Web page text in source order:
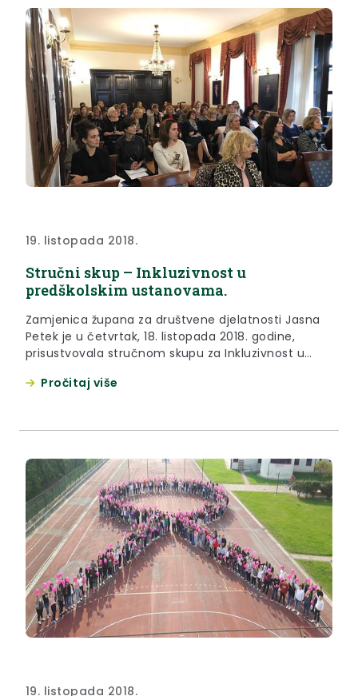
19. listopada 2018.
Stručni skup – Inkluzivnost u
predškolskim ustanovama.
Zamjenica župana za društvene djelatnosti Jasna
Petek je u četvrtak, 18. listopada 2018. godine,
prisustvovala stručnom skupu za Inkluzivnost u
Tuheljskim Toplicama.
Pročitaj više
19. listopada 2018.